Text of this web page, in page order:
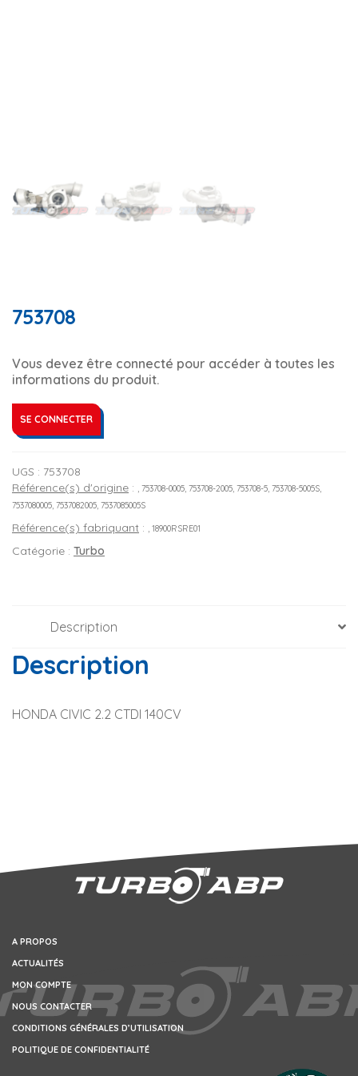
753708
Vous devez être connecté pour accéder à toutes les
informations du produit.
SE CONNECTER
UGS : 753708
Référence(s) d'origine : , 753708-0005, 753708-2005, 753708-5, 753708-5005S,
7537080005, 7537082005, 7537085005S
Référence(s) fabriquant : , 18900RSRE01
Catégorie : Turbo
Description
Description
HONDA CIVIC 2.2 CTDI 140CV
A PROPOS
ACTUALITÉS
MON COMPTE
NOUS CONTACTER
CONDITIONS GÉNÉRALES D’UTILISATION
POLITIQUE DE CONFIDENTIALITÉ